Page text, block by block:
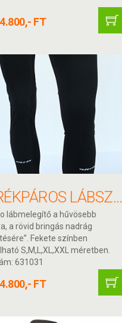
4.800,- FT
KERÉKPÁROS LÁBSZÁR MELEGÍTŐ
lábmelegítő a hűvösebb
a rövid bringás nadrág
Fekete színben
S,M,L,XL,XXL méretben.
631031
4.800,- FT